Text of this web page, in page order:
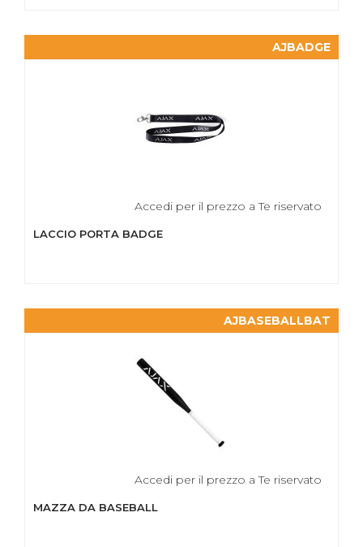
AJBADGE
Accedi per il prezzo a Te riservato
LACCIO PORTA BADGE
AJBASEBALLBAT
Accedi per il prezzo a Te riservato
MAZZA DA BASEBALL